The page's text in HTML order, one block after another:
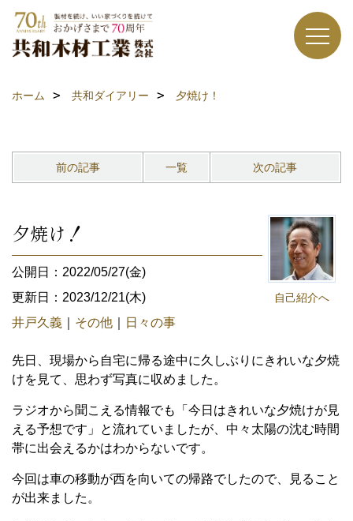
ホーム 共和ダイアリー 夕焼け！
前の記事 一覧 次の記事
自己紹介へ
夕焼け！
公開日：2022/05/27(金)
更新日：2023/12/21(木)
井戸久義
その他 日々の事
先日、現場から自宅に帰る途中に久しぶりにきれいな夕焼
けを見て、思わず写真に収めました。
ラジオから聞こえる情報でも「今日はきれいな夕焼けが見
える予想です」と流れていましたが、中々太陽の沈む時間
帯に出会えるかはわからないです。
今回は車の移動が西を向いての帰路でしたので、見ること
が出来ました。